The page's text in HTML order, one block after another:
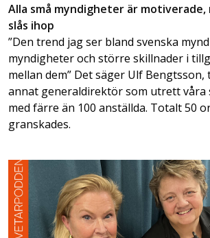
Alla små myndigheter är motiverade,
slås ihop
”Den trend jag ser bland svenska
myndigheter och större skillnader i
mellan dem” Det säger Ulf Bengtsson,
annat generaldirektör som utrett våra
med färre än 100 anställda. Totalt 50
granskades.